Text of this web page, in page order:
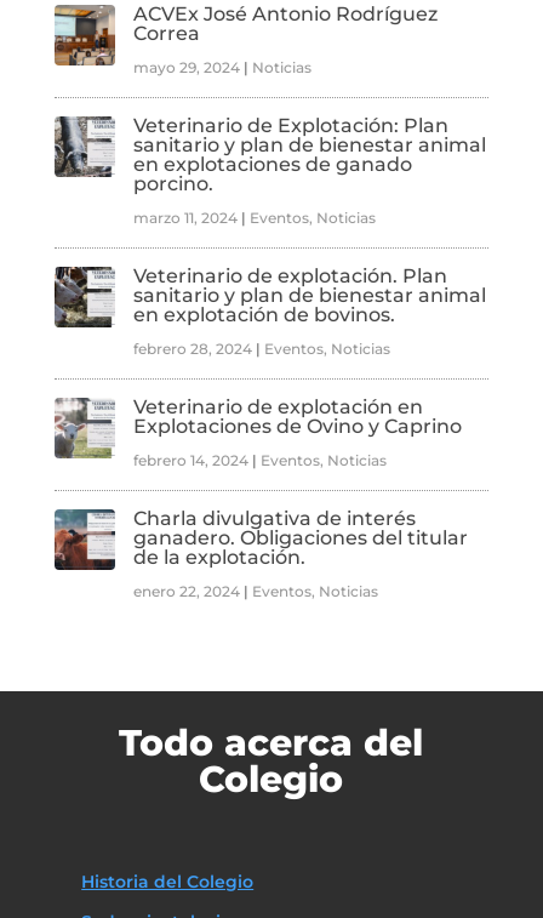
ACVEx José Antonio Rodríguez
Correa
mayo 29, 2024| Noticias
Veterinario de Explotación: Plan
sanitario y plan de bienestar animal
en explotaciones de ganado
porcino.
marzo 11, 2024| Eventos, Noticias
Veterinario de explotación. Plan
sanitario y plan de bienestar animal
en explotación de bovinos.
febrero 28, 2024| Eventos, Noticias
Veterinario de explotación en
Explotaciones de Ovino y Caprino
febrero 14, 2024| Eventos, Noticias
Charla divulgativa de interés
ganadero. Obligaciones del titular
de la explotación.
enero 22, 2024| Eventos, Noticias
Todo acerca del
Colegio
Historia del Colegio